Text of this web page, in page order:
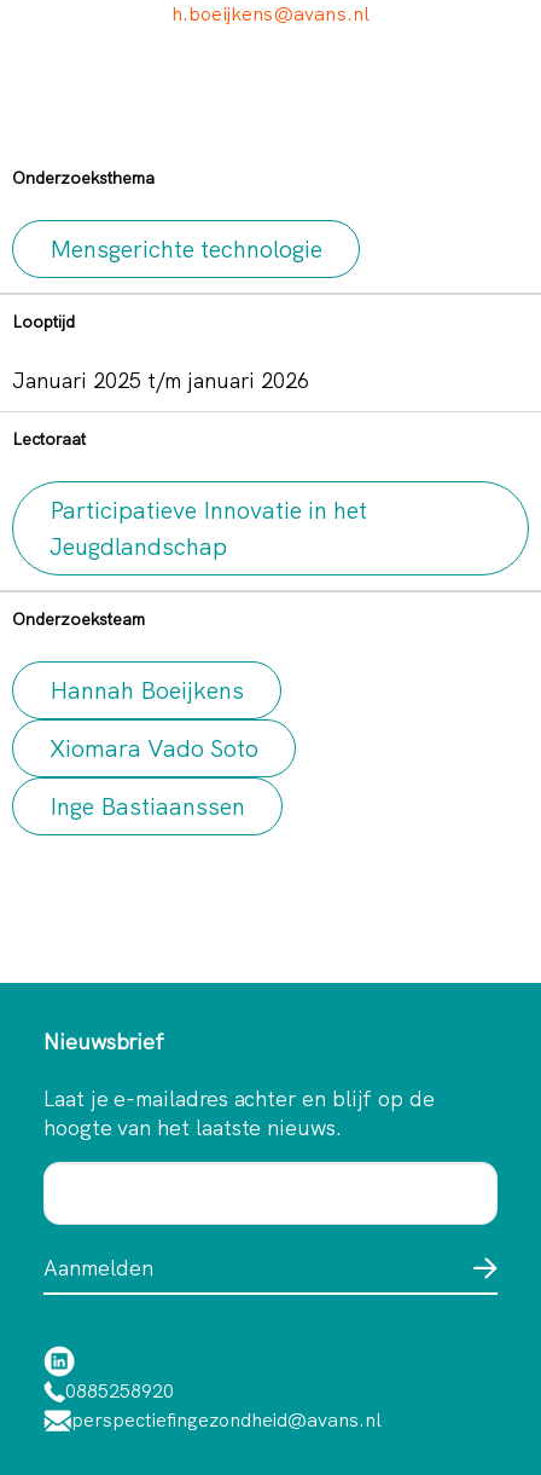
h.boeijkens@avans.nl
Onderzoeksthema
Mensgerichte technologie
Looptijd
januari 2025 t/m januari 2026
Lectoraat
Participatieve Innovatie in het
Jeugdlandschap
Onderzoeksteam
Hannah Boeijkens
Xiomara Vado Soto
Inge Bastiaanssen
Nieuwsbrief
Laat je e-mailadres achter en blijf op de
hoogte van het laatste nieuws.
0885258920
perspectiefingezondheid@avans.nl